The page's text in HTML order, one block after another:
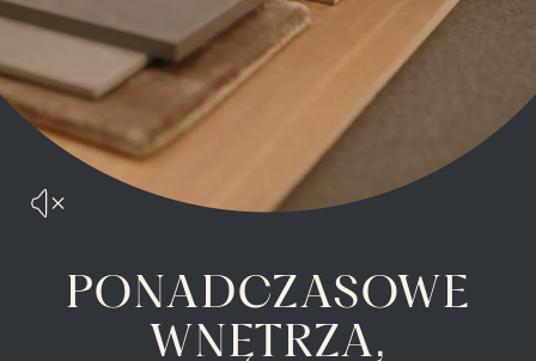
PONADCZASOWE
WNĘTRZA,